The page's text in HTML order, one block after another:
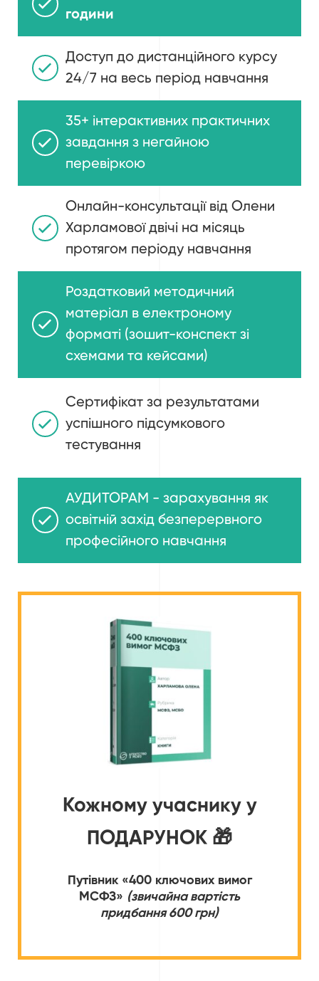
години
Доступ до дистанційного курсу
24/7 на весь період навчання
35+ інтерактивних практичних
завдання з негайною
перевіркою
Онлайн-консультації від Олени
Харламової двічі на місяць
протягом періоду навчання
Роздатковий методичний
матеріал в електроному
форматі (зошит-конспект зі
схемами та кейсами)
Сертифікат за результатами
успішного підсумкового
тестування
АУДИТОРАМ - зарахування як
освітній захід безперервного
професійного навчання
Кожному учаснику у
ПОДАРУНОК 🎁
Путівник «400 ключових вимог
МСФЗ» (звичайна вартість
придбання 600 грн)